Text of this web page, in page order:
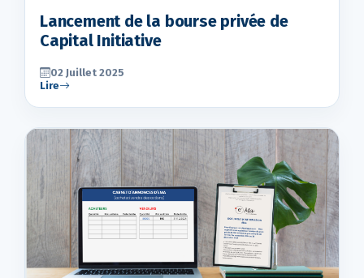
Lancement de la bourse privée de
Capital Initiative
02 Juillet 2025
Lire